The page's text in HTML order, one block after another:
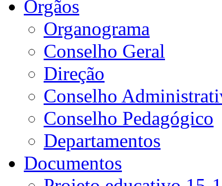
Orgãos
Organograma
Conselho Geral
Direção
Conselho
Conselho Pedagógico
Departamentos
Documentos